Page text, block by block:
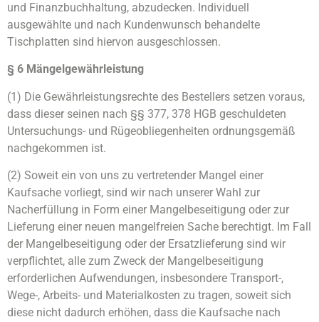
und Finanzbuchhaltung, abzudecken. Individuell
ausgewählte und nach Kundenwunsch behandelte
Tischplatten sind hiervon ausgeschlossen.
§ 6 Mängelgewährleistung
(1) Die Gewährleistungsrechte des Bestellers setzen voraus,
dass dieser seinen nach §§ 377, 378 HGB geschuldeten
Untersuchungs- und Rügeobliegenheiten ordnungsgemäß
nachgekommen ist.
(2) Soweit ein von uns zu vertretender Mangel einer
Kaufsache vorliegt, sind wir nach unserer Wahl zur
Nacherfüllung in Form einer Mangelbeseitigung oder zur
Lieferung einer neuen mangelfreien Sache berechtigt. Im Fall
der Mangelbeseitigung oder der Ersatzlieferung sind wir
verpflichtet, alle zum Zweck der Mangelbeseitigung
erforderlichen Aufwendungen, insbesondere Transport-,
Wege-, Arbeits- und Materialkosten zu tragen, soweit sich
diese nicht dadurch erhöhen, dass die Kaufsache nach